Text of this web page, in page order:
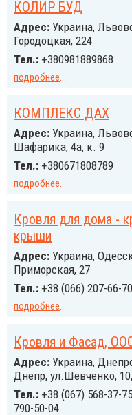
КОЛИР БУД
Адрес: Украина,
Городоцкая, 224
Тел.: +380981889868
подробнее...
КОМПЛЕКС ДАХ
Адрес: Украина,
Шафарика, 4а, к. 9
Тел.: +380671808789
подробнее...
Кровля для дома -
крыши
Адрес: Украина,
Приморская, 27
Тел.: +38 (066) 207-66-70
подробнее...
Кровля и Фасад,
Адрес: Украина,
Днепр, ул.Шевченко,
Тел.: +38 (067) 568-37-
790-50-04